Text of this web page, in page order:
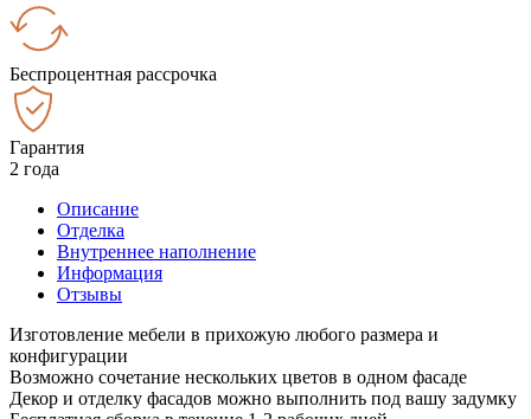
Беспроцентная рассрочка
Гарантия
2 года
Описание
Отделка
Внутреннее наполнение
Информация
Отзывы
Изготовление мебели в прихожую любого размера и
конфигурации
Возможно сочетание нескольких цветов в одном фасаде
Декор и отделку фасадов можно выполнить под вашу задумку